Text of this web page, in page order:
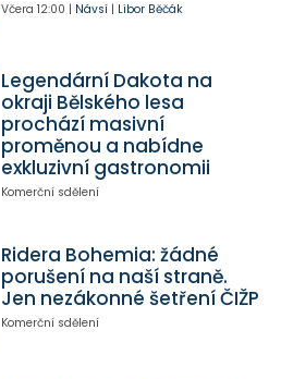
Včera 12:00 | Návsí| Libor Běčák
Legendární Dakota na
okraji Bělského lesa
prochází masivní
proměnou a nabídne
exkluzivní gastronomii
Komerční sdělení
Ridera Bohemia: žádné
porušení na naší straně.
Jen nezákonné šetření ČIŽP
Komerční sdělení